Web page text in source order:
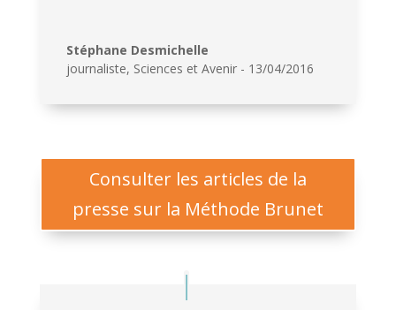
Stéphane Desmichelle
journaliste, Sciences et Avenir - 13/04/2016
Consulter les articles de la
presse sur la Méthode Brunet